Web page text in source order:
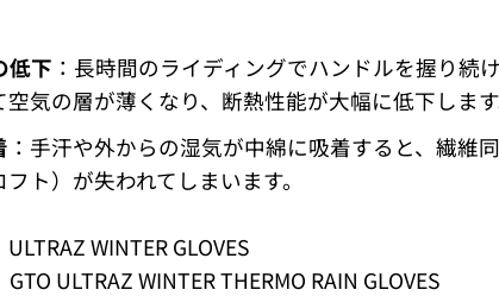
低下 ：長時間のライディングでハンドルを握り続
気の層が薄くなり、断熱性能が大幅に低下します
：手汗や外からの湿気が中綿に吸着すると、繊維
ト）が失われてしまいます。
WINTER GLOVES
WINTER THERMO RAIN GLOVES